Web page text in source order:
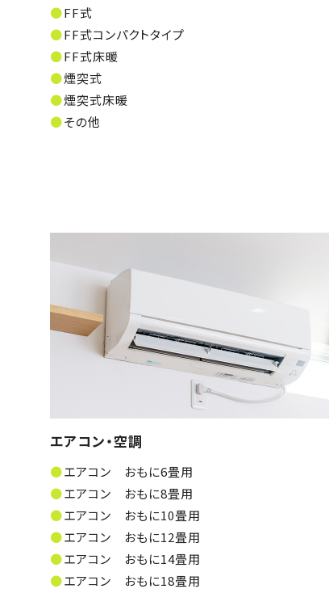
FF式
FF式コンパクトタイプ
FF式床暖
煙突式
煙突式床暖
その他
エアコン・空調
エアコン おもに6畳用
エアコン おもに8畳用
エアコン おもに10畳用
エアコン おもに12畳用
エアコン おもに14畳用
エアコン おもに18畳用